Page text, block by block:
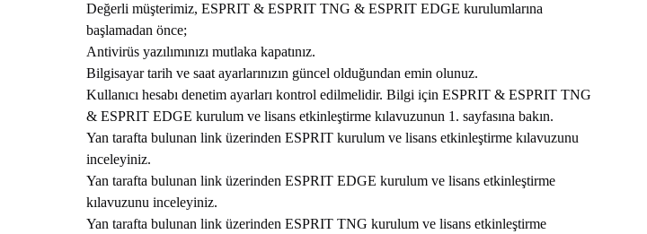
Değerli müşterimiz, ESPRIT & ESPRIT TNG & ESPRIT EDGE kurulumlarına
başlamadan önce;
Antivirüs yazılımınızı mutlaka kapatınız.
Bilgisayar tarih ve saat ayarlarınızın güncel olduğundan emin olunuz.
Kullanıcı hesabı denetim ayarları kontrol edilmelidir. Bilgi için ESPRIT & ESPRIT TNG
& ESPRIT EDGE kurulum ve lisans etkinleştirme kılavuzunun 1. sayfasına bakın.
Yan tarafta bulunan link üzerinden ESPRIT kurulum ve lisans etkinleştirme kılavuzunu
inceleyiniz.
Yan tarafta bulunan link üzerinden ESPRIT EDGE kurulum ve lisans etkinleştirme
kılavuzunu inceleyiniz.
Yan tarafta bulunan link üzerinden ESPRIT TNG kurulum ve lisans etkinleştirme